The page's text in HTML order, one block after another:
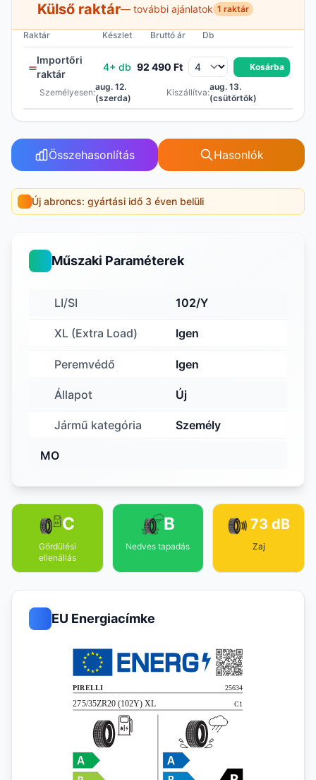
Külső raktár— további ajánlatok 1 raktár
Raktár Készlet Bruttó ár Db
Importőri
raktár
4+ db 92 490 Ft Kosárba
Személyesen:
aug. 12.
(szerda)
Kiszállítva:
aug. 13.
(csütörtök)
Összehasonlítás Hasonlók
Új abroncs: gyártási idő 3 éven belüli
Műszaki Paraméterek
LI/SI 102/Y
XL (Extra Load) Igen
Peremvédő Igen
Állapot Új
Jármű kategória Személy
MO
C
Gördülési
ellenállás
B
Nedves tapadás
73 dB
Zaj
EU Energiacímke